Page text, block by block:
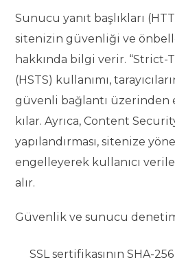
Sunucu yanıt başlıkları
sitenizin güvenliği ve
hakkında bilgi verir. “Strict-
(HSTS) kullanımı,
güvenli bağlantı üzerinden
kılar. Ayrıca, Content
yapılandırması, sitenize
engelleyerek kullanıcı
alır.
Güvenlik ve sunucu
SSL sertifikasının SHA-